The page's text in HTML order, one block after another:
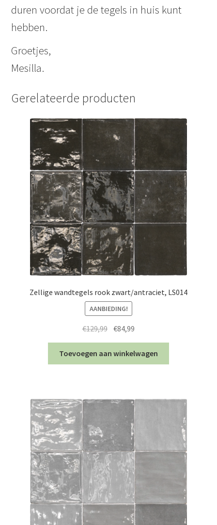
duren voordat je de tegels in huis kunt
hebben.
Groetjes,
Mesilla.
Gerelateerde producten
Zellige wandtegels rook zwart/antraciet, LS014
AANBIEDING!
€129,99 Oorspronkelijke
was:
€129,99.
€84,99
is:
€84,99.
Toevoegen aan winkelwagen